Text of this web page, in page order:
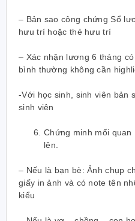
– Bản sao công chứng Sổ
hưu trí hoặc thẻ hưu trí
– Xác nhận lương 6 tháng
bình thường không cần
-Với học sinh, sinh viên bản
sinh viên
Chứng minh mối
lên.
– Nếu là bạn bè: Ảnh chụp
giấy in ảnh và có note tên
kiểu